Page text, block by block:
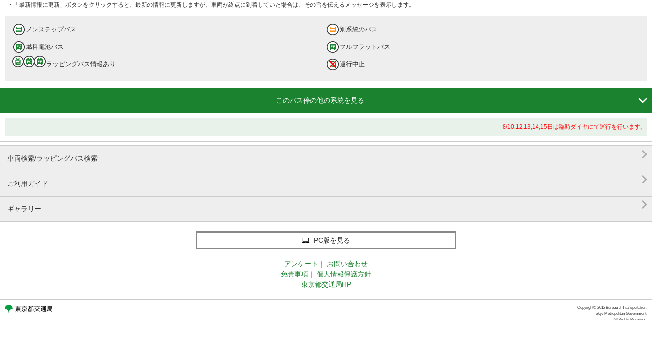
・「最新情報に更新」ボタンをクリックすると、最新の情報に更新しますが、車両が終点に到着していた場合は、その旨を伝えるメッセージを表示します。
ノンステップバス 別系統のバス
燃料電池バス フルフラットバス
ラッピングバス情報あり 運行中止
このバス停の他の系統を見る 
8/10.12,13,14,15日は臨時ダイヤにて運行を行います。ご注
車両検索/ラッピングバス検索 
ご利用ガイド 
ギャラリー 
PC版を見る
アンケート ｜
お問い合わせ
免責事項 ｜
個人情報保護方針
東京都交通局HP
Copyright© 2015 Bureau of Transportation.
Tokyo Metropolitan Government.
All Rights Reserved.